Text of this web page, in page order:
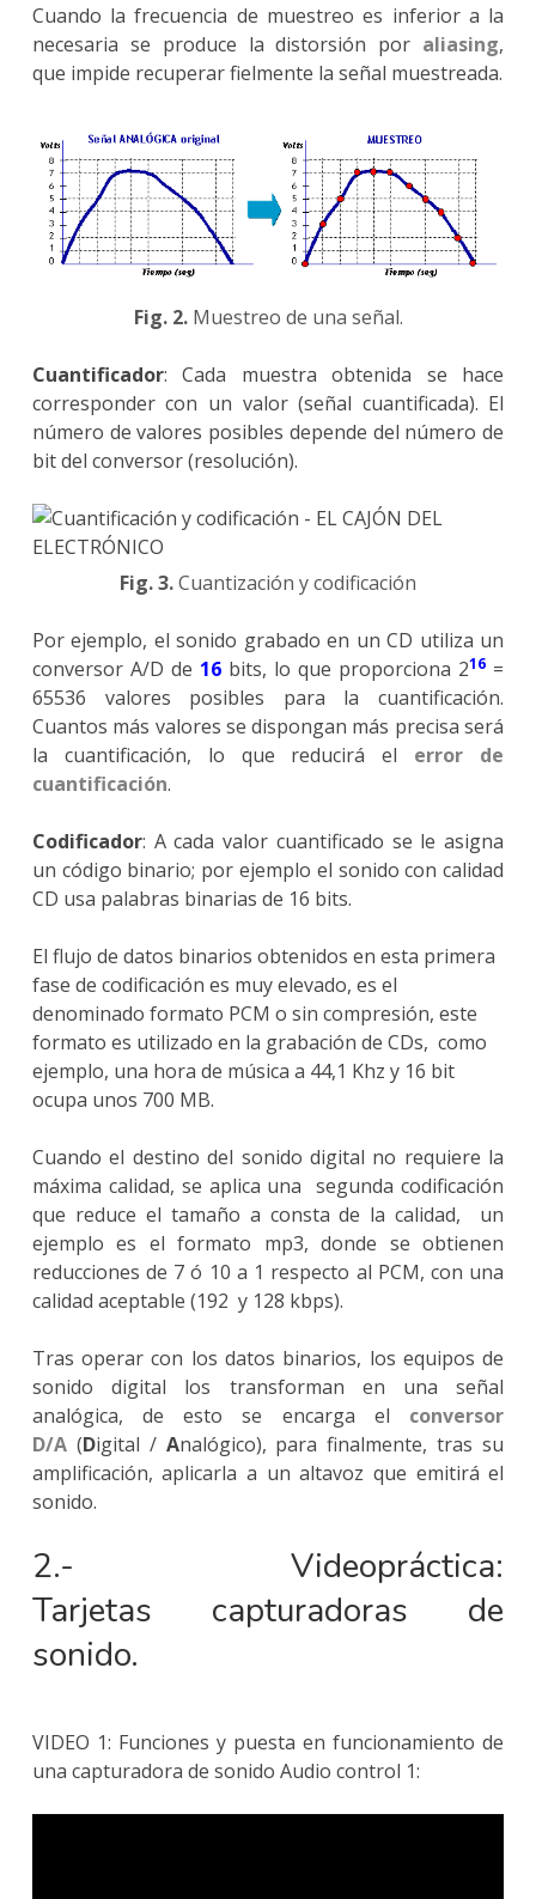
Cuando la frecuencia de muestreo es inferior a la
necesaria se produce la distorsión por aliasing,
que impide recuperar fielmente la señal muestreada.
Fig. 2.Muestreo de una señal.
Cuantificador: Cada muestra obtenida se hace
corresponder con un valor (señal cuantificada). El
número de valores posibles depende del número de
bit del conversor (resolución).
Fig. 3.Cuantización y codificación
Por ejemplo, el sonido grabado en un CD utiliza un
conversor A/D de 16bits, lo que proporciona 216 =
65536 valores posibles para la cuantificación.
Cuantos más valores se dispongan más precisa será
la cuantificación, lo que reducirá el error de
cuantificación.
Codificador: A cada valor cuantificado se le asigna
un código binario; por ejemplo el sonido con calidad
CD usa palabras binarias de 16 bits.
El flujo de datos binarios obtenidos en esta primera
fase de codificación es muy elevado, es el
denominado formato PCM o sin compresión, este
formato es utilizado en la grabación de CDs, como
ejemplo, una hora de música a 44,1 Khz y 16 bit
ocupa unos 700 MB.
Cuando el destino del sonido digital no requiere la
máxima calidad, se aplica una segunda codificación
que reduce el tamaño a consta de la calidad, un
ejemplo es el formato mp3, donde se obtienen
reducciones de 7 ó 10 a 1 respecto al PCM, con una
calidad aceptable (192 y 128 kbps).
Tras operar con los datos binarios, los equipos de
sonido digital los transforman en una señal
analógica, de esto se encarga el conversor
D/A (Digital / Analógico), para finalmente, tras su
amplificación, aplicarla a un altavoz que emitirá el
sonido.
2.- Videopráctica:
Tarjetas capturadoras de
sonido.
VIDEO 1: Funciones y puesta en funcionamiento de
una capturadora de sonido Audio control 1: